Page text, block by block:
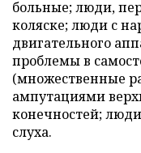
больные; люди,
коляске; люди с
двигательного
проблемы в
(множественные
ампутациями
конечностей;
слуха.